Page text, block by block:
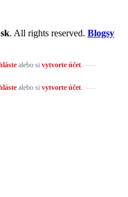
. All rights reserved. Blogsy
alebo si vytvorte účet.